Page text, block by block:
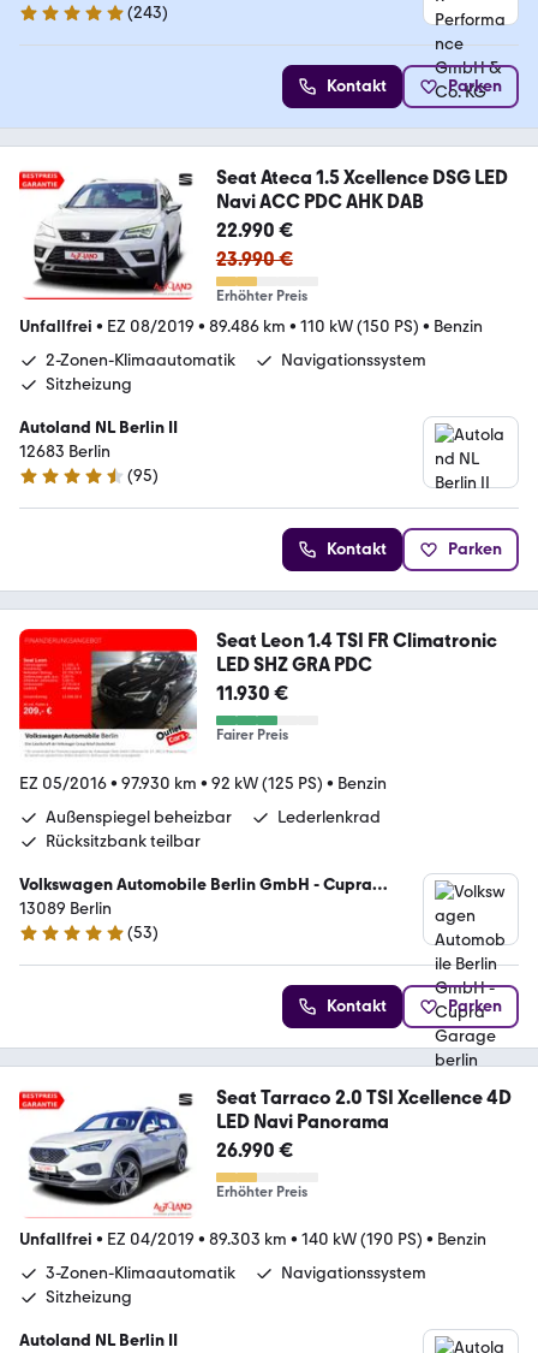
4.8 Sterne
(243)
Kontakt Parken
Seat Ateca 1.5 Xcellence DSG LED
Navi ACC PDC AHK DAB
22.990 €
23.990 €
Erhöhter Preis
Unfallfrei • EZ 08/2019 • 89.486 km • 110 kW (150 PS) • Benzin
2-Zonen-Klimaautomatik
Navigationssystem
Sitzheizung
Autoland NL Berlin II
12683 Berlin
4.7 Sterne
(95)
Kontakt Parken
Seat Leon 1.4 TSI FR Climatronic
LED SHZ GRA PDC
11.930 €
Fairer Preis
EZ 05/2016• 97.930 km • 92 kW (125 PS) • Benzin
Außenspiegel beheizbar
Lederlenkrad
Rücksitzbank teilbar
Volkswagen Automobile Berlin GmbH - Cupra
Garage berlin
13089 Berlin
4.8 Sterne
(53)
Kontakt Parken
Seat Tarraco 2.0 TSI Xcellence 4D
LED Navi Panorama
26.990 €
Erhöhter Preis
Unfallfrei • EZ 04/2019 • 89.303 km • 140 kW (190 PS) • Benzin
3-Zonen-Klimaautomatik
Navigationssystem
Sitzheizung
Autoland NL Berlin II